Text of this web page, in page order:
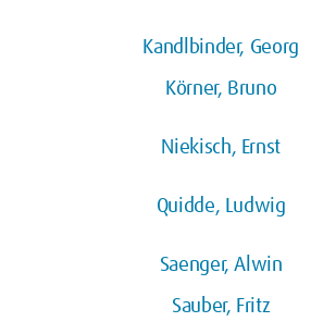
Kandlbinder, Georg
Körner, Bruno
Niekisch, Ernst
Quidde, Ludwig
Saenger, Alwin
Sauber, Fritz